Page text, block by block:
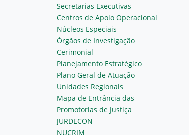
Secretarias Executivas
Centros de Apoio Operacional
Núcleos Especiais
Órgãos de Investigação
Cerimonial
Planejamento Estratégico
Plano Geral de Atuação
Unidades Regionais
Mapa de Entrância das
Promotorias de Justiça
JURDECON
NUCRIM